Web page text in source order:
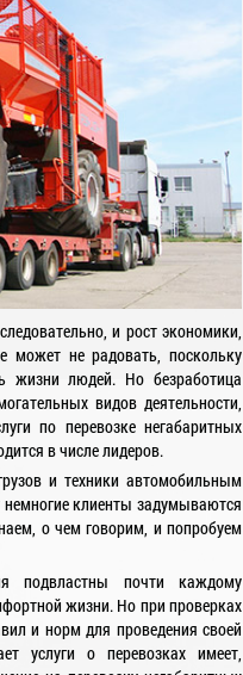
и рост экономики,
может не радовать, поскольку
жизни людей. Но безработица
видов деятельности,
по перевозке негабаритных
в числе лидеров.
и техники автомобильным
немногие клиенты задумываются
о чем говорим, и попробуем
подвластны почти каждому
жизни. Но при проверках
и норм для проведения своей
услуги о перевозках имеет,